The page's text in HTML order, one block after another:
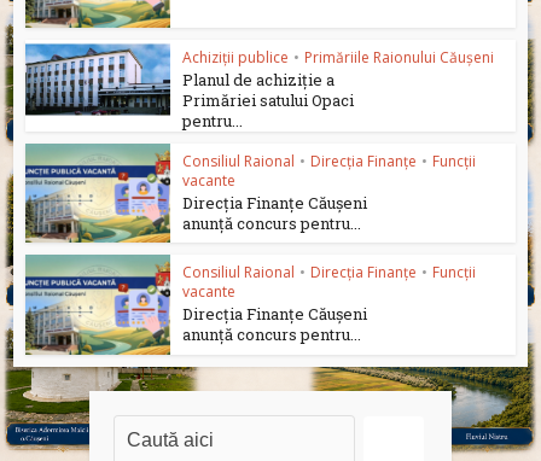
Achiziții publice • Primăriile Raionului Căușeni
Planul de achiziție a
Primăriei satului Opaci
pentru...
Consiliul Raional • Direcția Finanțe • Funcții
vacante
Direcția Finanțe Căușeni
anunță concurs pentru...
Consiliul Raional • Direcția Finanțe • Funcții
vacante
Direcția Finanțe Căușeni
anunță concurs pentru...